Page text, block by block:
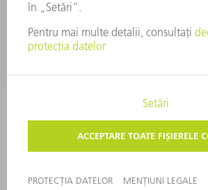
PROTECȚIA
DREPTURI DE AUTOR
TERMENI ŞI
SETĂRI PRIVIND SFERA